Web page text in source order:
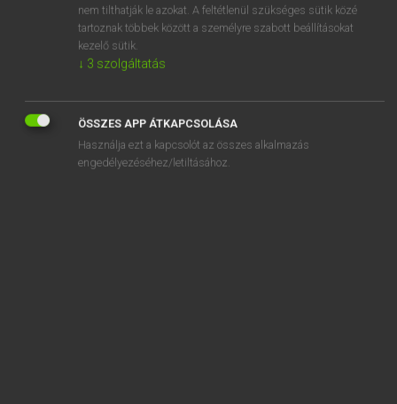
MICROSOFT OFFICE BŐVÍTMÉNY
BEÉPÜLŐ SZÓTÁRMODUL
ONLINE NYELVVIZSGA
nem tilthatják le azokat. A feltétlenül szükséges sütik közé
tartoznak többek között a személyre szabott beállításokat
kezelő sütik.
↓ 3 szolgáltatás
ÖSSZES APP ÁTKAPCSOLÁSA
Használja ezt a kapcsolót az összes alkalmazás
engedélyezéséhez/letiltásához.